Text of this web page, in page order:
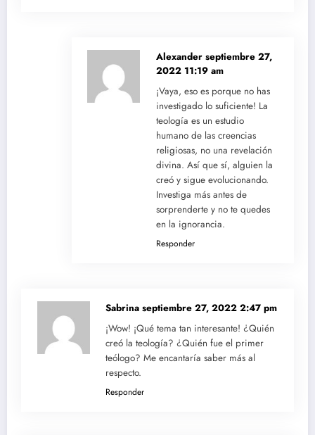
Alexander septiembre 27,
2022 11:19 am
¡Vaya, eso es porque no has
investigado lo suficiente! La
teología es un estudio
humano de las creencias
religiosas, no una revelación
divina. Así que sí, alguien la
creó y sigue evolucionando.
Investiga más antes de
sorprenderte y no te quedes
en la ignorancia.
Responder
Sabrina septiembre 27, 2022 2:47 pm
¡Wow! ¡Qué tema tan interesante! ¿Quién
creó la teología? ¿Quién fue el primer
teólogo? Me encantaría saber más al
respecto.
Responder